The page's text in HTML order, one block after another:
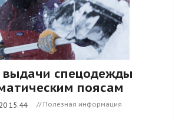
спецодежды
поясам
15:44 // Полезная информация